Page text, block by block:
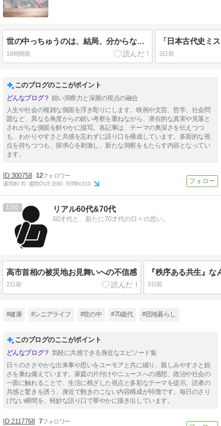
世の中っちゅうのは、結局、分からないことだらけで終わる。
18時間前
「日本古代史ミ
2日前
このブログのここがポイント
鋭い洞察力と深層の視点の融合
人生や社会の複雑な側面を浮き彫りにします。映画や文芸、哲学、社会問
題など、異なる角度からの鋭い考察を重ねながら、潜在的な真実や見落と
されがちな側面を鮮やかに描写。各記事は、テーマの奥深さを伝えつつ
も、わかりやすさと共感を忘れずに語り口を構成しています。多面的な視
点を持ちつつも、探求心を刺激し、新たな洞察をもたらす内容となってい
ます。
300758 12
週間IN:70 週間OUT:1590 月間IN:310
12 リアル60代&70代
60才代と、新たに70才代の日々の思い。
高市首相の被災地お見舞いへの不信感
2日前 3日前
#健康 #シニアライフ #世の中 #70歳代 #団地暮らし
このブログのここがポイント
気軽に共感できる身近なエピソード集
日々のささやかな出来事や思いをユーモアと共に綴り、親しみやすさと鋭
さを兼ね備えています。家庭の片付けやニュースへの感想、政治や社会の
一面に触れることで、生活に根ざした視点と多彩なテーマを提示。読者の
共感と驚きを誘う、身近で飽きのこない内容構成が特徴です。毎日のさり
げない瞬間を、軽妙な語り口で華やかに描き出しています。
2117768 7